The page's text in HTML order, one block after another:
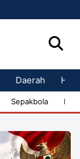
Daerah
Sepakbola